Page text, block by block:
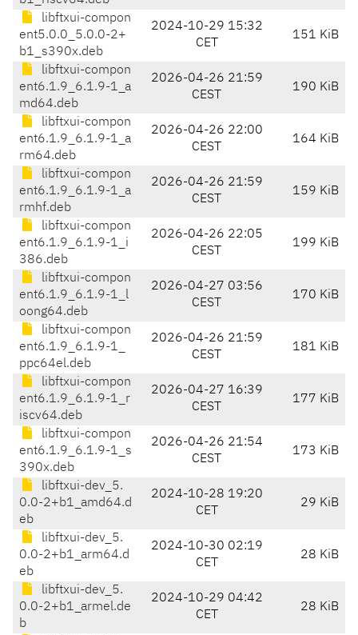
libftxui-compon
ent5.0.0_5.0.0-2+
b1_s390x.deb
2024-10-29 15:32
CET
151 KiB
libftxui-compon
ent6.1.9_6.1.9-1_a
md64.deb
2026-04-26 21:59
CEST
190 KiB
libftxui-compon
ent6.1.9_6.1.9-1_a
rm64.deb
2026-04-26 22:00
CEST
164 KiB
libftxui-compon
ent6.1.9_6.1.9-1_a
rmhf.deb
2026-04-26 21:59
CEST
159 KiB
libftxui-compon
ent6.1.9_6.1.9-1_i
386.deb
2026-04-26 22:05
CEST
199 KiB
libftxui-compon
ent6.1.9_6.1.9-1_l
oong64.deb
2026-04-27 03:56
CEST
170 KiB
libftxui-compon
ent6.1.9_6.1.9-1_
ppc64el.deb
2026-04-26 21:59
CEST
181 KiB
libftxui-compon
ent6.1.9_6.1.9-1_r
iscv64.deb
2026-04-27 16:39
CEST
177 KiB
libftxui-compon
ent6.1.9_6.1.9-1_s
390x.deb
2026-04-26 21:54
CEST
173 KiB
libftxui-dev_5.
0.0-2+b1_amd64.d
eb
2024-10-28 19:20
CET
29 KiB
libftxui-dev_5.
0.0-2+b1_arm64.d
eb
2024-10-30 02:19
CET
28 KiB
libftxui-dev_5.
0.0-2+b1_armel.de
b
2024-10-29 04:42
CET
28 KiB